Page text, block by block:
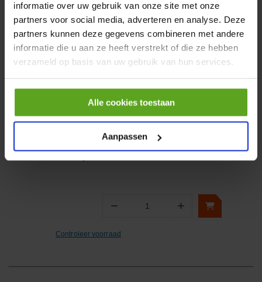
informatie over uw gebruik van onze site met onze
partners voor social media, adverteren en analyse. Deze
partners kunnen deze gegevens combineren met andere
informatie die u aan ze heeft verstrekt of die ze hebben
verzameld op basis van uw gebruik van hun services.
Alle cookies toestaan
Aanpassen
− Aantal +
Controleer voorraad
waarschuwingsflitserset
Artikelnummer:
LA800021
− Aantal +
Controleer voorraad